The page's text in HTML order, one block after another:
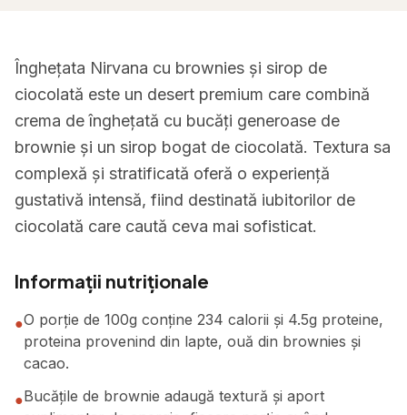
Înghețata Nirvana cu brownies și sirop de
ciocolată este un desert premium care combină
crema de înghețată cu bucăți generoase de
brownie și un sirop bogat de ciocolată. Textura sa
complexă și stratificată oferă o experiență
gustativă intensă, fiind destinată iubitorilor de
ciocolată care caută ceva mai sofisticat.
Informații nutriționale
●O porție de 100g conține 234 calorii și 4.5g proteine,
proteina provenind din lapte, ouă din brownies și
cacao.
●Bucățile de brownie adaugă textură și aport